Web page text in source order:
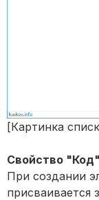
[Картинка
Свойство "Код"
При создании
присваивается